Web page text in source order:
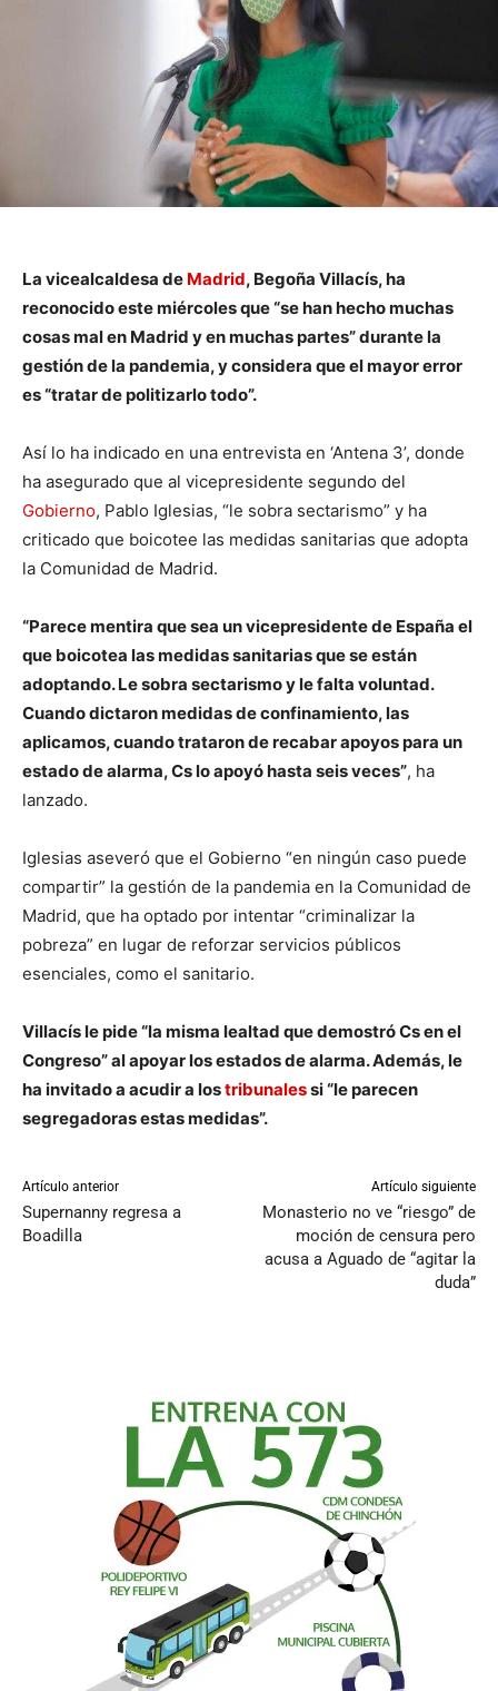
La vicealcaldesa de Madrid, Begoña Villacís, ha
reconocido este miércoles que “se han hecho muchas
cosas mal en Madrid y en muchas partes” durante la
gestión de la pandemia, y considera que el mayor error
es “tratar de politizarlo todo”.
Así lo ha indicado en una entrevista en ‘Antena 3’, donde
ha asegurado que al vicepresidente segundo del
Gobierno, Pablo Iglesias, “le sobra sectarismo” y ha
criticado que boicotee las medidas sanitarias que adopta
la Comunidad de Madrid.
“Parece mentira que sea un vicepresidente de España el
que boicotea las medidas sanitarias que se están
adoptando. Le sobra sectarismo y le falta voluntad.
Cuando dictaron medidas de confinamiento, las
aplicamos, cuando trataron de recabar apoyos para un
estado de alarma, Cs lo apoyó hasta seis veces”, ha
lanzado.
Iglesias aseveró que el Gobierno “en ningún caso puede
compartir” la gestión de la pandemia en la Comunidad de
Madrid, que ha optado por intentar “criminalizar la
pobreza” en lugar de reforzar servicios públicos
esenciales, como el sanitario.
Villacís le pide “la misma lealtad que demostró Cs en el
Congreso” al apoyar los estados de alarma. Además, le
ha invitado a acudir a lostribunalessi “le parecen
segregadoras estas medidas”.
Artículo anterior
Supernanny regresa a
Boadilla
Artículo siguiente
Monasterio no ve “riesgo” de
moción de censura pero
acusa a Aguado de “agitar la
duda”